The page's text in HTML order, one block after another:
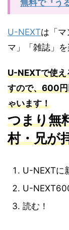
無料で『う
U-NEXTは「マ
マ」「雑誌」
U-NEXTで使え
すので、600
ゃいます！
つまり無
村・兄が
U-NEXTに
U-
読む！